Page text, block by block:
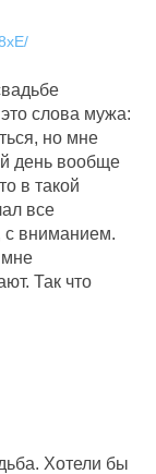
слова мужа:
но мне
день вообще
в такой
все
с вниманием.
мне
Так что
Хотели бы